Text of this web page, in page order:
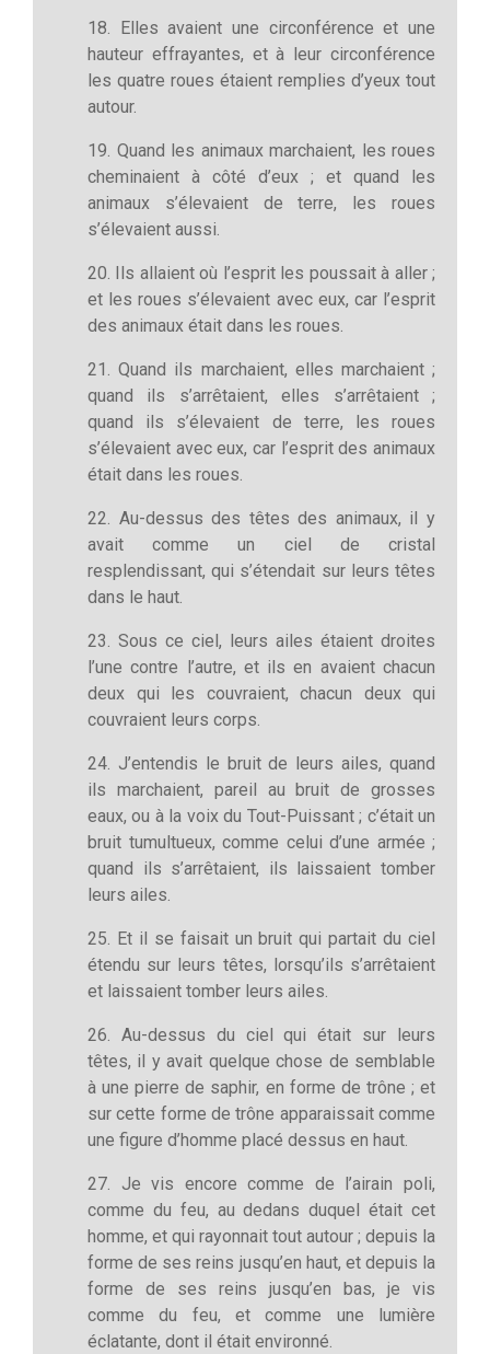
18. Elles avaient une circonférence et une
hauteur effrayantes, et à leur circonférence
les quatre roues étaient remplies d’yeux tout
autour.
19. Quand les animaux marchaient, les roues
cheminaient à côté d’eux ; et quand les
animaux s’élevaient de terre, les roues
s’élevaient aussi.
20. Ils allaient où l’esprit les poussait à aller ;
et les roues s’élevaient avec eux, car l’esprit
des animaux était dans les roues.
21. Quand ils marchaient, elles marchaient ;
quand ils s’arrêtaient, elles s’arrêtaient ;
quand ils s’élevaient de terre, les roues
s’élevaient avec eux, car l’esprit des animaux
était dans les roues.
22. Au-dessus des têtes des animaux, il y
avait comme un ciel de cristal
resplendissant, qui s’étendait sur leurs têtes
dans le haut.
23. Sous ce ciel, leurs ailes étaient droites
l’une contre l’autre, et ils en avaient chacun
deux qui les couvraient, chacun deux qui
couvraient leurs corps.
24. J’entendis le bruit de leurs ailes, quand
ils marchaient, pareil au bruit de grosses
eaux, ou à la voix du Tout-Puissant ; c’était un
bruit tumultueux, comme celui d’une armée ;
quand ils s’arrêtaient, ils laissaient tomber
leurs ailes.
25. Et il se faisait un bruit qui partait du ciel
étendu sur leurs têtes, lorsqu’ils s’arrêtaient
et laissaient tomber leurs ailes.
26. Au-dessus du ciel qui était sur leurs
têtes, il y avait quelque chose de semblable
à une pierre de saphir, en forme de trône ; et
sur cette forme de trône apparaissait comme
une figure d’homme placé dessus en haut.
27. Je vis encore comme de l’airain poli,
comme du feu, au dedans duquel était cet
homme, et qui rayonnait tout autour ; depuis la
forme de ses reins jusqu’en haut, et depuis la
forme de ses reins jusqu’en bas, je vis
comme du feu, et comme une lumière
éclatante, dont il était environné.